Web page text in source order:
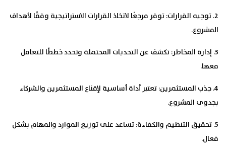
2. توجيه القرارات
: توفر مرجعًا لاتخاذ القرارات الاستراتيجية وفقًا لأهداف
المشروع.
3. إدارة المخاطر
: تكشف عن التحديات المحتملة وتحدد خططًا للتعامل
معها.
4. جذب المستثمرين
: تعتبر أداة أساسية لإقناع المستثمرين والشركاء
بجدوى المشروع.
5. تحقيق التنظيم والكفاءة
: تساعد على توزيع الموارد والمهام بشكل
فعال.